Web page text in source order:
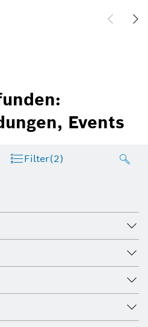
Events
Filter(2)